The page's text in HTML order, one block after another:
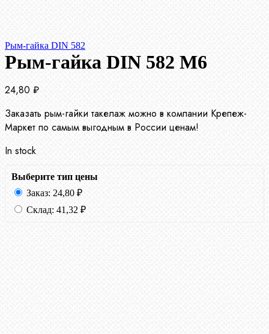
Рым-гайка DIN 582
Рым-гайка DIN 582 М6
24,80 ₽
Заказать рым-гайки такелаж можно в компании Крепеж-
Маркет по самым выгодным в России ценам!
In stock
Выберите тип цены
Заказ: 24,80 ₽
Склад: 41,32 ₽